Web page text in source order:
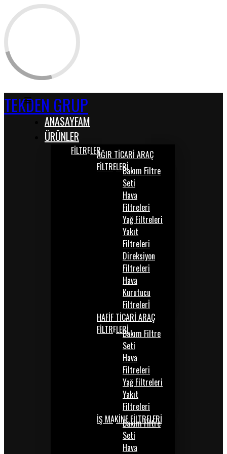
TEKDEN GRUP
ANASAYFAM
ÜRÜNLER
FİLTRELERAĞIR TİCARİ ARAÇ
FİLTRELERİBakım Filtre
Seti
Hava
Filtreleri
Yağ Filtreleri
Yakıt
Filtreleri
Direksiyon
Filtreleri
Hava
Kurutucu
Filtrelerİ
HAFİF TİCARİ ARAÇ
FİLTRELERİBakım Filtre
Seti
Hava
Filtreleri
Yağ Filtreleri
Yakıt
Filtreleri
İŞ MAKİNE FİLTRELERİ
Bakım Filtre
Seti
Hava